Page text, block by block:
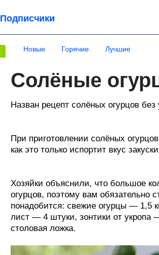
Подписчики
Новые Горячие Лучшие
Солёные
Назван рецепт солёных огурцов без
При приготовлении солёных
как это только испортит вкус закуски
Хозяйки объяснили, что большое
огурцов, поэтому вам обязательно
понадобится: свежие огурцы — 1,5
лист — 4 штуки, зонтики от
столовая ложка.